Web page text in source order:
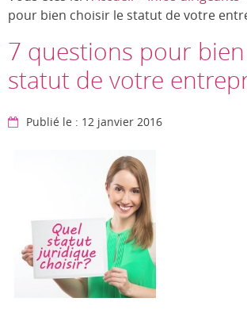
pour bien choisir le statut de votre
7 questions pour
statut de votre
Publié le : 12 janvier 2016